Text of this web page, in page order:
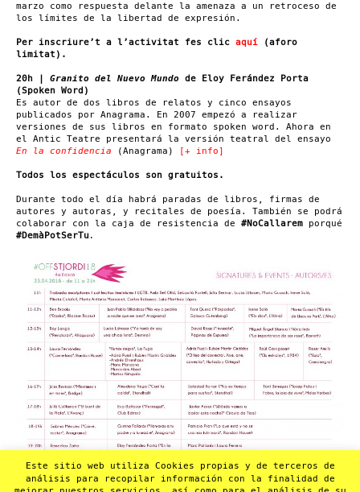
marzo como respuesta delante la amenaza a un retroceso de
los límites de la libertad de expresión.
Per inscriure’t a l’activitat fes clic aquí (aforo
limitat).
20h | Granito del Nuevo Mundo de Eloy Ferández Porta
(Spoken Word)
Es autor de dos libros de relatos y cinco ensayos
publicados por Anagrama. En 2007 empezó a realizar
versiones de sus libros en formato spoken word. Ahora en
el Antic Teatre presentará la versión teatral del ensayo
En la confidencia (Anagrama) [+ info]
Todos los espectáculos son gratuitos.
Durante todo el día habrá paradas de libros, firmas de
autores y autoras, y recitales de poesía. También se podrá
colaborar con la caja de resistencia de #NoCallarem porqué
#DemàPotSerTu .
Este sitio web utiliza Cookies propias y de terceros de
análisis para recopilar información con la finalidad de